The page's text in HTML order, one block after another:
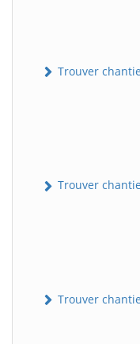
Trouver
Trouver
Trouver